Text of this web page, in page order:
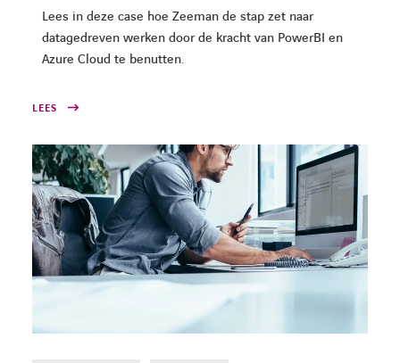
Lees in deze case hoe Zeeman de stap zet naar
datagedreven werken door de kracht van PowerBI en
Azure Cloud te benutten.
LEES